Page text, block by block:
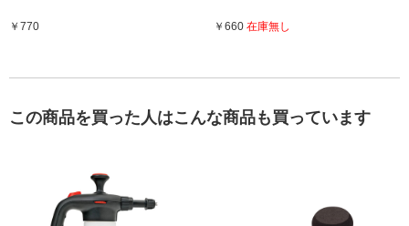
￥770 ￥660 在庫無し
この商品を買った人はこんな商品も買っています